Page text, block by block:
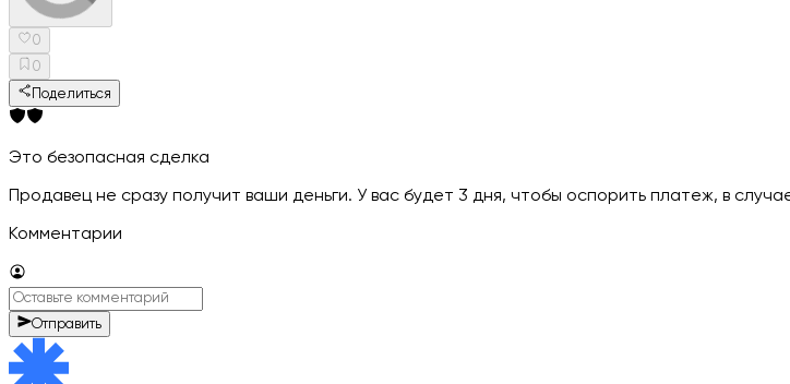
0
0
Поделиться
Это безопасная сделка
Продавец не сразу получит ваши деньги. У вас будет 3 дня, чтобы оспорить платеж, в
Комментарии
Отправить